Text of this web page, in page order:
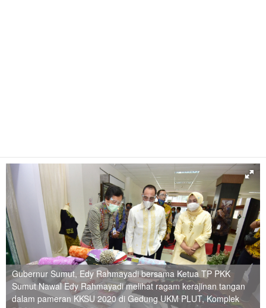
Gubernur Sumut, Edy Rahmayadi bersama Ketua TP PKK
Sumut Nawal Edy Rahmayadi melihat ragam kerajinan tangan
dalam pameran KKSU 2020 di Gedung UKM PLUT, Komplek